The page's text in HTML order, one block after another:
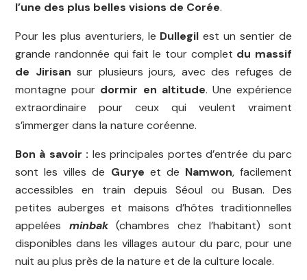
l’une des plus belles visions de Corée.
Pour les plus aventuriers, le Dullegil est un sentier de
grande randonnée qui fait le tour complet du massif
de Jirisan sur plusieurs jours, avec des refuges de
montagne pour dormir en altitude. Une expérience
extraordinaire pour ceux qui veulent vraiment
s’immerger dans la nature coréenne.
Bon à savoir : les principales portes d’entrée du parc
sont les villes de Gurye et de Namwon, facilement
accessibles en train depuis Séoul ou Busan. Des
petites auberges et maisons d’hôtes traditionnelles
appelées minbak (chambres chez l’habitant) sont
disponibles dans les villages autour du parc, pour une
nuit au plus près de la nature et de la culture locale.